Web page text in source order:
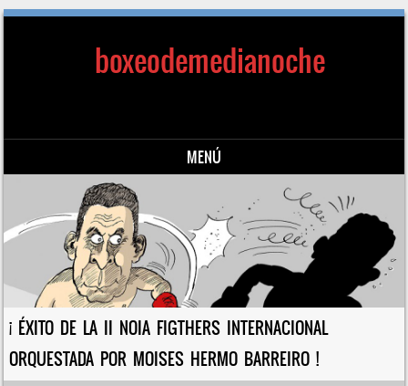
boxeodemedianoche
MENÚ
Saltar al contenido
¡ ÉXITO DE LA II NOIA FIGTHERS INTERNACIONAL
ORQUESTADA POR MOISES HERMO BARREIRO !